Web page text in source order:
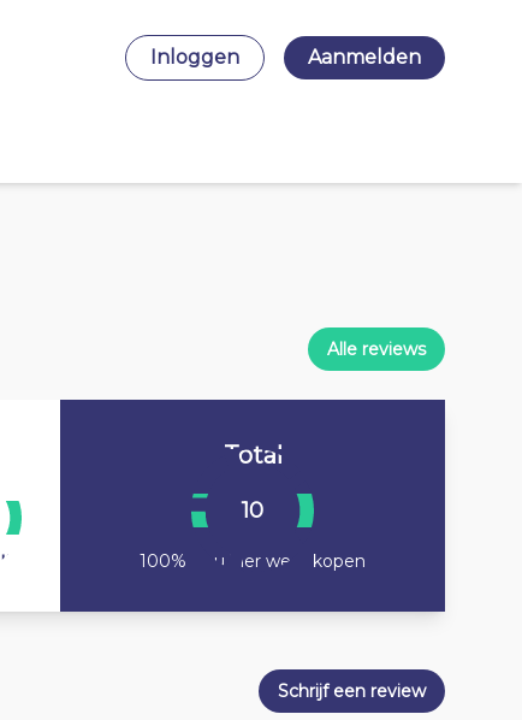
Inloggen Aanmelden
Alle reviews
10
Total
10
100% Zou hier weer kopen
Schrijf een review